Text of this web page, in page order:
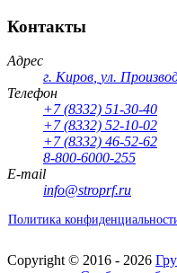
Контакты
Адрес
г. Киров ул.
Телефон
+7 (8332) 51-30-40
+7 (8332) 52-10-02
+7 (8332) 46-52-62
8-800-6000-255
E-mail
info@stroprf.ru
Политика
Copyright © 2016 - 2026